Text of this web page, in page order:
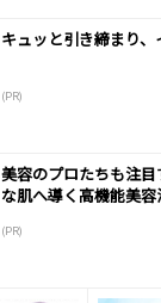
キュッと引き締まり
(PR)
美容のプロたちも注
な肌へ導く高機能美容
(PR)